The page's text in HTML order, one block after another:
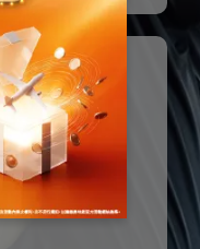
實用法規與
美好生活加分